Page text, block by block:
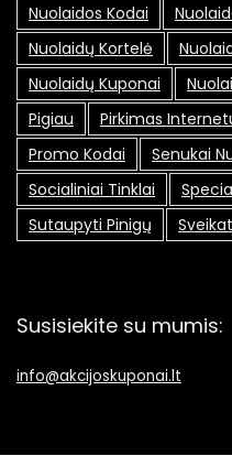
Nuolaidos Kodai
Nuolaidų Kortelė
Nuolaidų Kuponai
Pigiau
Pirkimas
Promo Kodai
Senukai
Socialiniai Tinklai
Sutaupyti Pinigų
Susisiekite su mumis:
info@akcijoskuponai.lt